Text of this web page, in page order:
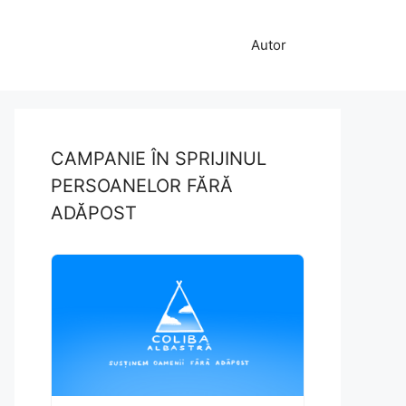
Autor
CAMPANIE ÎN SPRIJINUL
PERSOANELOR FĂRĂ
ADĂPOST